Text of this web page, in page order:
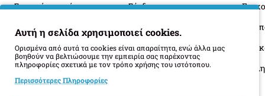
Σχετικά με εμάς
Blog
Πληροφορίες Παράδοσης
Όροι Επιστροφής
Σύνδεση
Ιστορικό Παραγγελιών
Επιστροφές
Αυτή η σελίδα χρησιμοποιεί cookies.
Ορισμένα από αυτά τα cookies είναι απαραίτητα, ενώ άλλα μας
βοηθούν να βελτιώσουμε την εμπειρία σας παρέχοντας
πληροφορίες σχετικά με τον τρόπο χρήσης του ιστότοπου.
Περισσότερες Πληροφορίες